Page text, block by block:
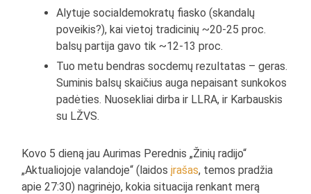
Alytuje socialdemokratų fiasko (skandalų
poveikis?), kai vietoj tradicinių ~20-25 proc.
balsų partija gavo tik ~12-13 proc.
Tuo metu bendras socdemų rezultatas – geras.
Suminis balsų skaičius auga nepaisant sunkokos
padėties. Nuosekliai dirba ir LLRA, ir Karbauskis
su LŽVS.
Kovo 5 dieną jau Aurimas Perednis „Žinių radijo“
„Aktualiojoje valandoje“ (laidosįrašas, temos pradžia
apie 27:30) nagrinėjo, kokia situacija renkant merą